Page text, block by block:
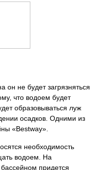
он не будет загрязняться
что водоем будет
образовываться луж
осадков. Одними из
«Bestway».
необходимость
водоем. На
придется